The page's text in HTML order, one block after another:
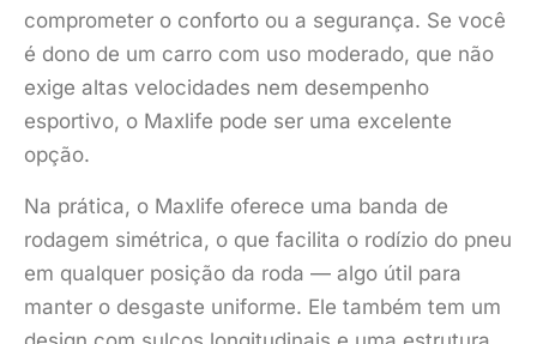
comprometer o conforto ou a segurança. Se você
é dono de um carro com uso moderado, que não
exige altas velocidades nem desempenho
esportivo, o Maxlife pode ser uma excelente
opção.
Na prática, o Maxlife oferece uma banda de
rodagem simétrica, o que facilita o rodízio do pneu
em qualquer posição da roda — algo útil para
manter o desgaste uniforme. Ele também tem um